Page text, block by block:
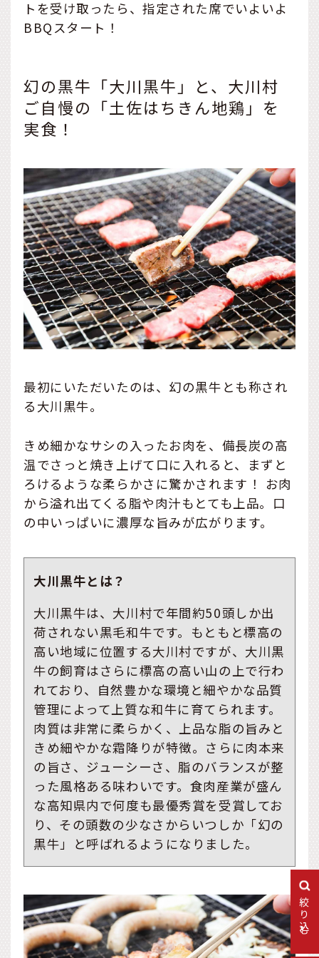
絞り込む
トを受け取ったら、指定された席でいよいよ
BBQスタート！
幻の黒牛「大川黒牛」と、大川村
ご自慢の「土佐はちきん地鶏」を
実食！
最初にいただいたのは、幻の黒牛とも称され
る大川黒牛。
きめ細かなサシの入ったお肉を、備長炭の高
温でさっと焼き上げて口に入れると、まずと
ろけるような柔らかさに驚かされます！ お肉
から溢れ出てくる脂や肉汁もとても上品。口
の中いっぱいに濃厚な旨みが広がります。
大川黒牛とは？
大川黒牛は、大川村で年間約50頭しか出
荷されない黒毛和牛です。もともと標高の
高い地域に位置する大川村ですが、大川黒
牛の飼育はさらに標高の高い山の上で行わ
れており、自然豊かな環境と細やかな品質
管理によって上質な和牛に育てられます。
肉質は非常に柔らかく、上品な脂の旨みと
きめ細やかな霜降りが特徴。さらに肉本来
の旨さ、ジューシーさ、脂のバランスが整
った風格ある味わいです。食肉産業が盛ん
な高知県内で何度も最優秀賞を受賞してお
り、その頭数の少なさからいつしか「幻の
黒牛」と呼ばれるようになりました。